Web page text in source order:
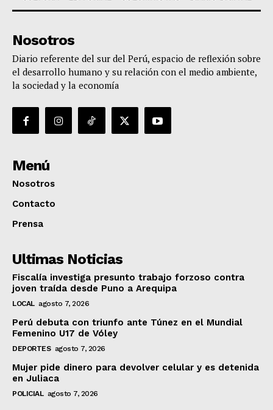
Nosotros
Diario referente del sur del Perú, espacio de reflexión sobre
el desarrollo humano y su relación con el medio ambiente,
la sociedad y la economía
Menú
Nosotros
Contacto
Prensa
Ultimas Noticias
Fiscalía investiga presunto trabajo forzoso contra
joven traída desde Puno a Arequipa
LOCAL agosto 7, 2026
Perú debuta con triunfo ante Túnez en el Mundial
Femenino U17 de Vóley
DEPORTES agosto 7, 2026
Mujer pide dinero para devolver celular y es detenida
en Juliaca
POLICIAL agosto 7, 2026